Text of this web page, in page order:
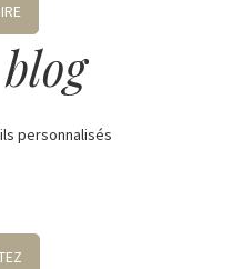
personnalisés